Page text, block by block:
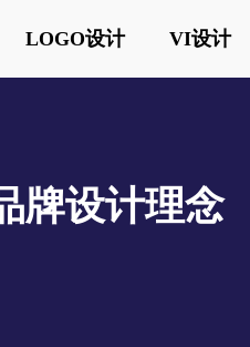
LOGO设计 VI设计
牌设计理念